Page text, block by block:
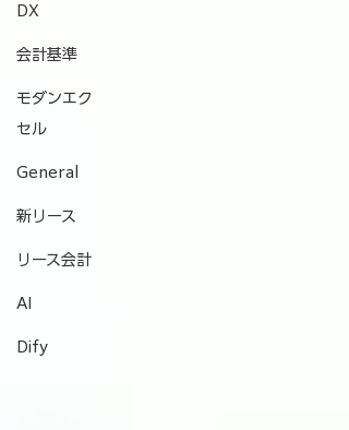
DX
会計基準
モダンエク
セル
General
新リース
リース会計
AI
Dify